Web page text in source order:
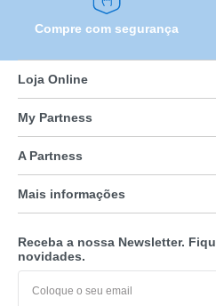
Compre com segurança
Loja Online
My Partness
A Partness
Mais informações
Receba a nossa Newsletter.
novidades.